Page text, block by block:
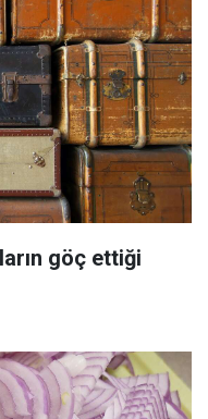
göç ettiği